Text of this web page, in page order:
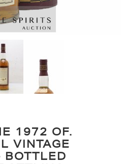
1972 OF.
VINTAGE
BOTTLED